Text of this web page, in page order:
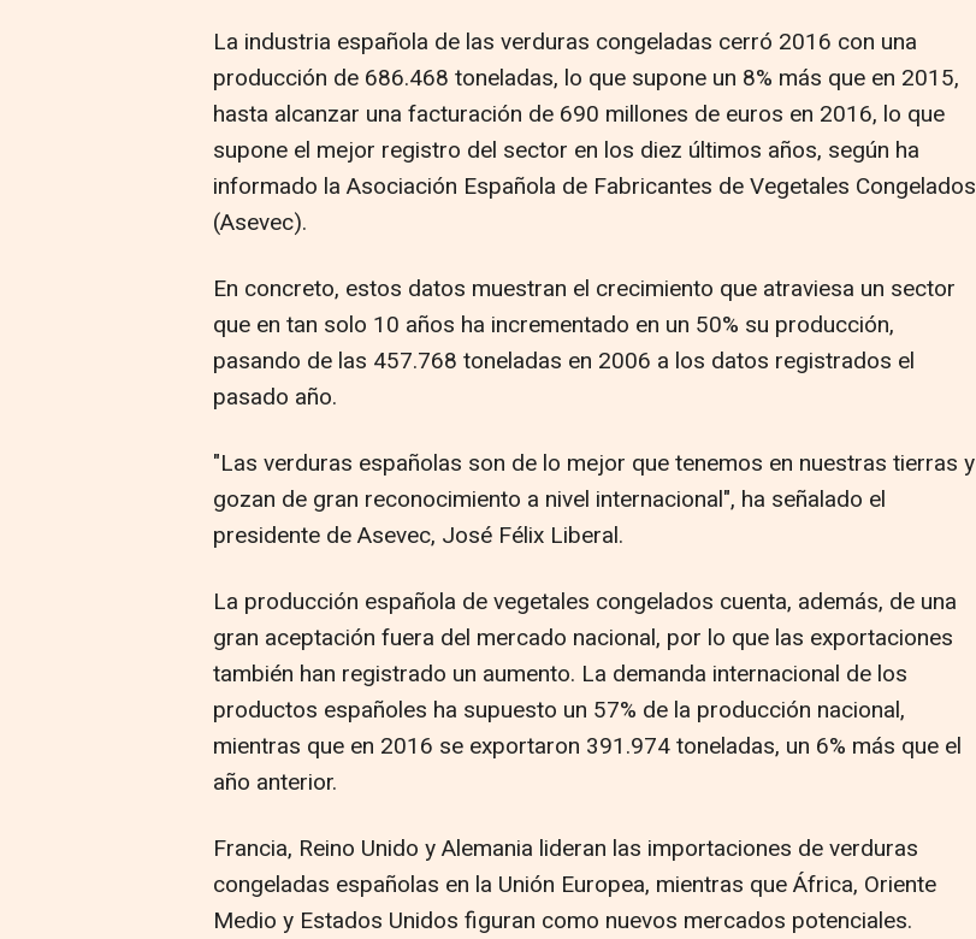
La industria española de las verduras congeladas cerró 2016 con una
producción de 686.468 toneladas, lo que supone un 8% más que en 2015,
hasta alcanzar una facturación de 690 millones de euros en 2016, lo que
supone el mejor registro del sector en los diez últimos años, según ha
informado la Asociación Española de Fabricantes de Vegetales Congelados
(Asevec).
En concreto, estos datos muestran el crecimiento que atraviesa un sector
que en tan solo 10 años ha incrementado en un 50% su producción,
pasando de las 457.768 toneladas en 2006 a los datos registrados el
pasado año.
"Las verduras españolas son de lo mejor que tenemos en nuestras tierras y
gozan de gran reconocimiento a nivel internacional", ha señalado el
presidente de Asevec, José Félix Liberal.
La producción española de vegetales congelados cuenta, además, de una
gran aceptación fuera del mercado nacional, por lo que las exportaciones
también han registrado un aumento. La demanda internacional de los
productos españoles ha supuesto un 57% de la producción nacional,
mientras que en 2016 se exportaron 391.974 toneladas, un 6% más que el
año anterior.
Francia, Reino Unido y Alemania lideran las importaciones de verduras
congeladas españolas en la Unión Europea, mientras que África, Oriente
Medio y Estados Unidos figuran como nuevos mercados potenciales.